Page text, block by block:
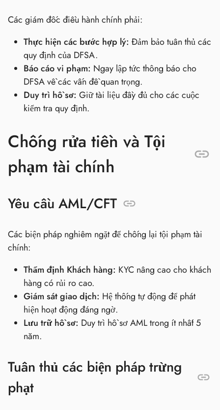
Các giám đốc điều hành chính phải:
Thực hiện các bước hợp lý: Đảm bảo tuân thủ các
quy định của DFSA.
Báo cáo vi phạm: Ngay lập tức thông báo cho
DFSA về các vấn đề quan trọng.
Duy trì hồ sơ: Giữ tài liệu đầy đủ cho các cuộc
kiểm tra quy định.
Chống rửa tiền và Tội
phạm tài chính
Yêu cầu AML/CFT
Các biện pháp nghiêm ngặt để chống lại tội phạm tài
chính:
Thẩm định Khách hàng: KYC nâng cao cho khách
hàng có rủi ro cao.
Giám sát giao dịch: Hệ thống tự động để phát
hiện hoạt động đáng ngờ.
Lưu trữ hồ sơ: Duy trì hồ sơ AML trong ít nhất 5
năm.
Tuân thủ các biện pháp trừng
phạt